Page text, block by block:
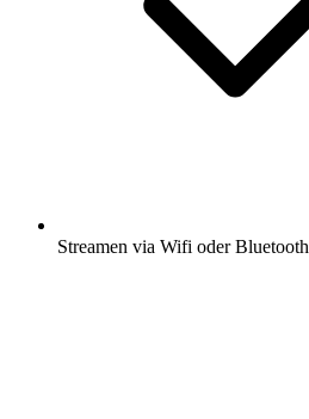
Streamen via Wifi oder Bluetooth